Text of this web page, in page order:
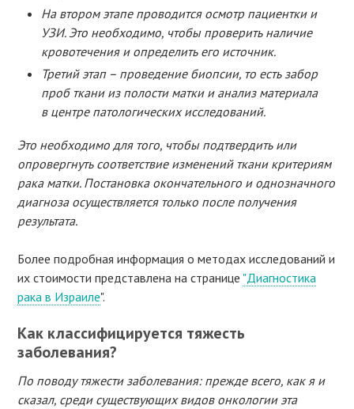
На втором этапе проводится осмотр пациентки и
УЗИ. Это необходимо, чтобы проверить наличие
кровотечения и определить его источник.
Третий этап – проведение биопсии, то есть забор
проб ткани из полости матки и анализ материала
в центре патологических исследований.
Это необходимо для того, чтобы подтвердить или
опровергнуть соответствие изменений ткани критериям
рака матки. Постановка окончательного и однозначного
диагноза осуществляется только после получения
результата.
Более подробная информация о методах исследований и
их стоимости представлена на странице "Диагностика
рака в Израиле".
Как классифицируется тяжесть
заболевания?
По поводу тяжести заболевания: прежде всего, как я и
сказал, среди существующих видов онкологии эта